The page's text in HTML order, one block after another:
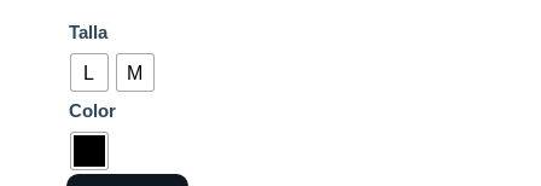
Talla
L M
Color
Conjunto
bralette
perlita
cantidad